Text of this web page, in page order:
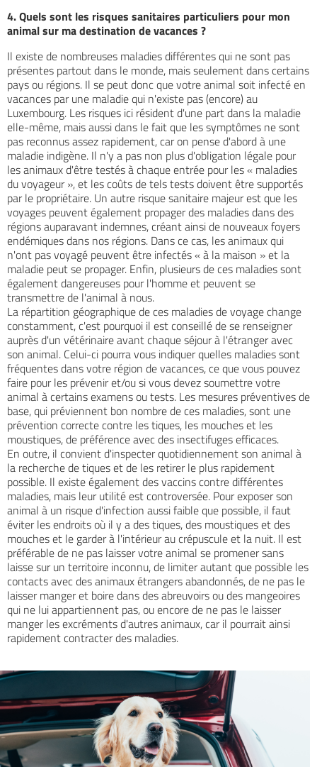
4. Quels sont les risques sanitaires particuliers pour mon
animal sur ma destination de vacances ?
Il existe de nombreuses maladies différentes qui ne sont pas
présentes partout dans le monde, mais seulement dans certains
pays ou régions. Il se peut donc que votre animal soit infecté en
vacances par une maladie qui n'existe pas (encore) au
Luxembourg. Les risques ici résident d'une part dans la maladie
elle-même, mais aussi dans le fait que les symptômes ne sont
pas reconnus assez rapidement, car on pense d'abord à une
maladie indigène. Il n'y a pas non plus d'obligation légale pour
les animaux d'être testés à chaque entrée pour les « maladies
du voyageur », et les coûts de tels tests doivent être supportés
par le propriétaire. Un autre risque sanitaire majeur est que les
voyages peuvent également propager des maladies dans des
régions auparavant indemnes, créant ainsi de nouveaux foyers
endémiques dans nos régions. Dans ce cas, les animaux qui
n'ont pas voyagé peuvent être infectés « à la maison » et la
maladie peut se propager. Enfin, plusieurs de ces maladies sont
également dangereuses pour l'homme et peuvent se
transmettre de l'animal à nous.
La répartition géographique de ces maladies de voyage change
constamment, c'est pourquoi il est conseillé de se renseigner
auprès d'un vétérinaire avant chaque séjour à l'étranger avec
son animal. Celui-ci pourra vous indiquer quelles maladies sont
fréquentes dans votre région de vacances, ce que vous pouvez
faire pour les prévenir et/ou si vous devez soumettre votre
animal à certains examens ou tests. Les mesures préventives de
base, qui préviennent bon nombre de ces maladies, sont une
prévention correcte contre les tiques, les mouches et les
moustiques, de préférence avec des insectifuges efficaces.
En outre, il convient d'inspecter quotidiennement son animal à
la recherche de tiques et de les retirer le plus rapidement
possible. Il existe également des vaccins contre différentes
maladies, mais leur utilité est controversée. Pour exposer son
animal à un risque d'infection aussi faible que possible, il faut
éviter les endroits où il y a des tiques, des moustiques et des
mouches et le garder à l'intérieur au crépuscule et la nuit. Il est
préférable de ne pas laisser votre animal se promener sans
laisse sur un territoire inconnu, de limiter autant que possible les
contacts avec des animaux étrangers abandonnés, de ne pas le
laisser manger et boire dans des abreuvoirs ou des mangeoires
qui ne lui appartiennent pas, ou encore de ne pas le laisser
manger les excréments d'autres animaux, car il pourrait ainsi
rapidement contracter des maladies.